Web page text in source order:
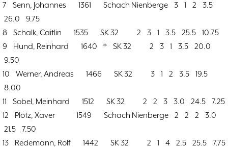
7 Senn, Johannes 1361 Schach Nienberge 3 1 2 3.5
26.0 9.75
8 Schalk, Caitlin 1535 SK 32 2 3 1 3.5 25.5 10.75
9 Hund, Reinhard 1640 * SK 32 2 3 1 3.5 20.0
9.50
10 Werner, Andreas 1466 SK 32 3 1 2 3.5 19.5
8.00
11 Sobel, Meinhard 1512 SK 32 2 2 3 3.0 24.5 7.25
12 Plötz, Xaver 1549 Schach Nienberge 2 2 2 3.0
21.5 7.50
13 Redemann, Rolf 1442 SK 32 2 1 4 2.5 25.5 7.75